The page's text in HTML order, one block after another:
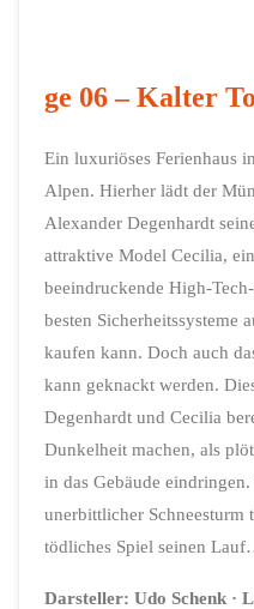
ge 06 – Kalter
Ein luxuriöses Ferienhaus
Alpen. Hierher lädt der
Alexander Degenhardt
attraktive Model Cecilia,
beeindruckende High-
besten Sicherheitssysteme
kaufen kann. Doch auch
kann geknackt werden.
Degenhardt und Cecilia
Dunkelheit machen, als
in das Gebäude
unerbittlicher
tödliches Spiel seinen
Darsteller: Udo Schenk ·